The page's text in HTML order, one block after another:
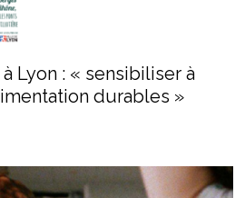
Lyon : « sensibiliser à
durables »